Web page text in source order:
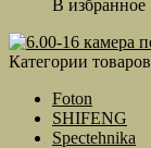
В избранное
Категории товаров
Foton
SHIFENG
Spectehnika